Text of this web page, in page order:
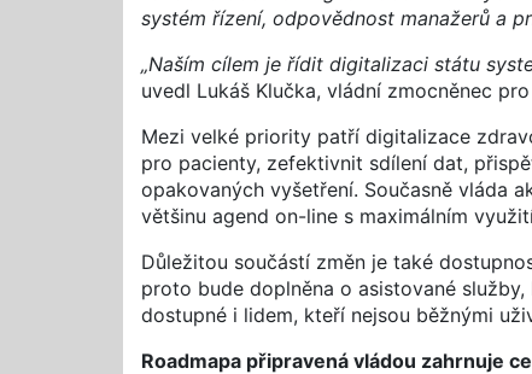
systém řízení, odpovědnost manažerů a
„Naším cílem je řídit digitalizaci státu
uvedl Lukáš Klučka, vládní zmocněnec
Mezi velké priority patří digitalizace
pro pacienty, zefektivnit sdílení dat,
opakovaných vyšetření. Současně vláda
většinu agend on-line s maximálním
Důležitou součástí změn je také
proto bude doplněna o asistované
dostupné i lidem, kteří nejsou běžnými
Roadmapa připravená vládou zahrnuje